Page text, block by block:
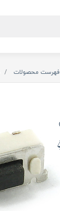
فهرست محصولات